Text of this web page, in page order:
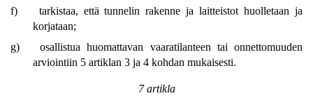
f)
tarkistaa, että tunnelin rakenne ja laitteistot huolletaan ja
korjataan;
g)
osallistua huomattavan vaaratilanteen tai onnettomuuden
arviointiin 5 artiklan 3 ja 4 kohdan mukaisesti.
7 artikla